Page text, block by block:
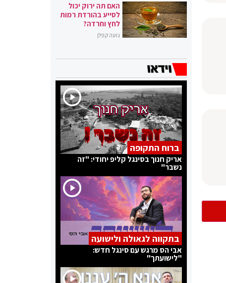
האם תה ירוק יכול
לסייע בהורדת רמות
לחץ וחרדה?
נועה קפלן
ברוח התקופה
אריק חנוך בסינגל קליפ יחודי: "זה
נשבר"
בתקווה לגאולה ולישועה
אבי הס מרגש עם סינגל חדש:
"לישועתך"